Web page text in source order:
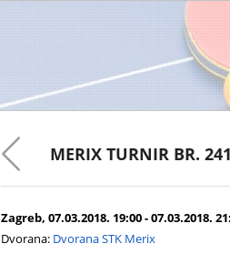
MERIX TURNIR BR.
Zagreb, 07.03.2018. 19:00 - 07.03.2018.
Dvorana: Dvorana STK Merix